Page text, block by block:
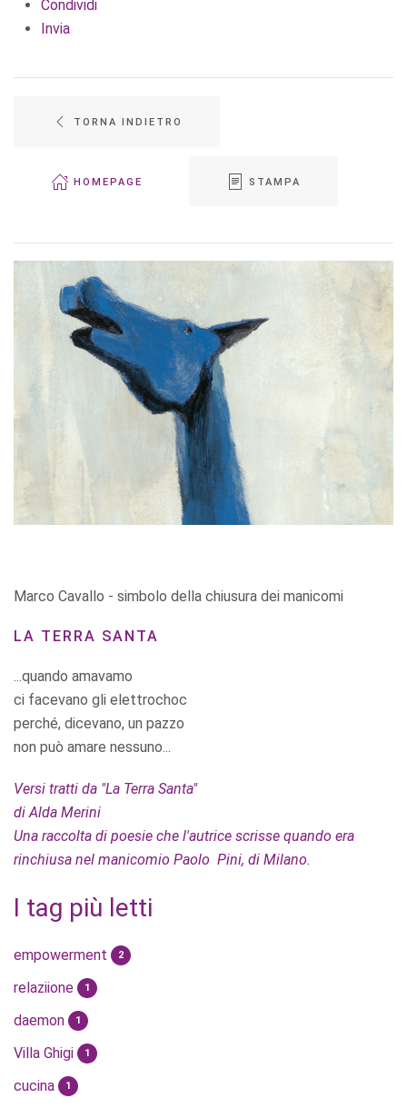
Condividi
Invia
TORNA INDIETRO
HOMEPAGE STAMPA
Marco Cavallo - simbolo della chiusura dei manicomi
LA TERRA SANTA
...quando amavamo
ci facevano gli elettrochoc
perché, dicevano, un pazzo
non può amare nessuno...
Versi tratti da "La Terra Santa"
di Alda Merini
Una raccolta di poesie che l'autrice scrisse quando era
rinchiusa nel manicomio Paolo Pini, di Milano.
I tag più letti
empowerment 2
relaziione 1
daemon 1
Villa Ghigi 1
cucina 1